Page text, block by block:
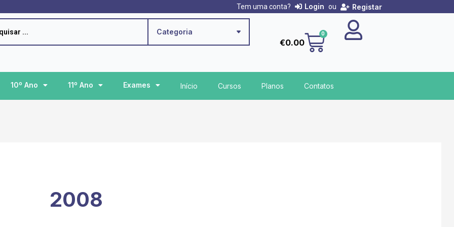
Tem uma conta? Login ou Registar
Categoria
€0.00
0Cart
10º Ano 11º Ano Exames Início Cursos Planos Contatos
2008